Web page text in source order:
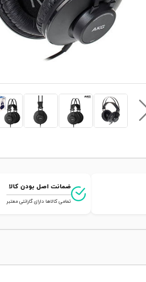
ضمانت اصل بودن کالا
تمامی کالاها دارای گارانتی معتبر